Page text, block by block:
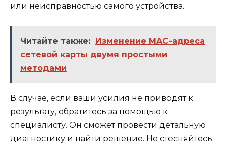
или неисправностью самого устройства.
Читайте также: Изменение MAC-адреса
сетевой карты двумя простыми
методами
В случае, если ваши усилия не приводят к
результату, обратитесь за помощью к
специалисту. Он сможет провести детальную
диагностику и найти решение. Не стесняйтесь